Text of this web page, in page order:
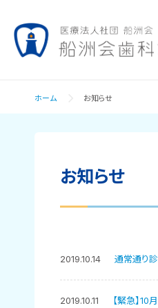
ホーム お知らせ
お知らせ
2019.10.14 通常通り
2019.10.11 【緊急】10